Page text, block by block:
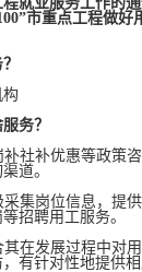
市重点工程做好
构
务？
社补优惠等政策
道。
集岗位信息，提
招聘用工服务。
在发展过程中对
有针对性地提供相